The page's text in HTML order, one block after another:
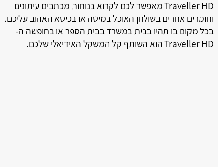
Traveller HD מאפשר לכם לקרוא בנוחות מכתבים עיתונים
וחומרים אחרים בשולחן האוכל במיטה או בכיסא האהוב עליכם.
בכל מקום בו תהיו בבית במשרד בבית הספר או בחופשה ה-
Traveller HD הוא השותף קל המשקל האידיאלי שלכם.